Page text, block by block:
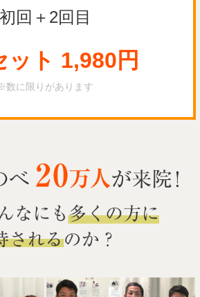
初回＋2回目
ット 1,980円
数に限りがあります